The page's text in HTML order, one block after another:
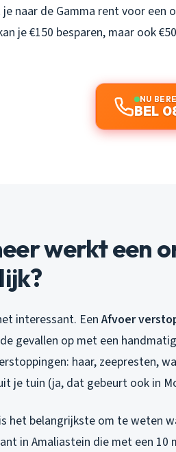
naar de Gamma rent voor een
je €150 besparen, maar ook
NU
BEL
werkt een
interessant. EenAfvoer
gevallen op met een
haar, zeepresten,
je tuin (ja, dat gebeurt ook in
het belangrijkste om te weten
in Amaliastein die met een